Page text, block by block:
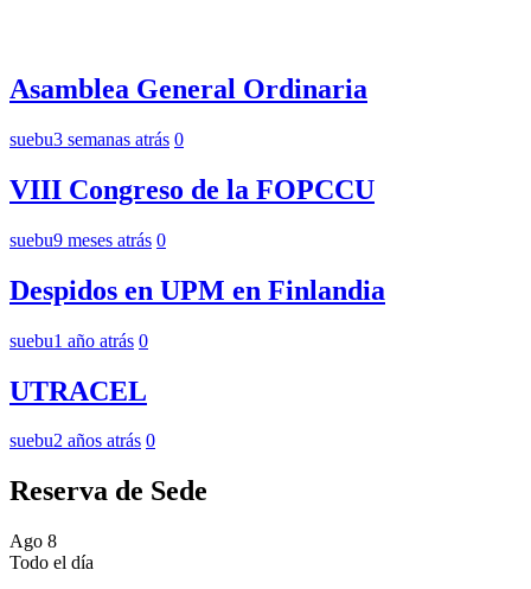
Asamblea General Ordinaria
suebu3 semanas atrás 0
VIII Congreso de la FOPCCU
suebu9 meses atrás 0
Despidos en UPM en Finlandia
suebu1 año atrás 0
UTRACEL
suebu2 años atrás 0
Reserva de Sede
Ago 8
Todo el día